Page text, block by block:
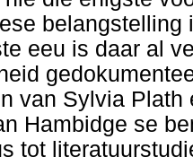
eeu is daar al
van Sylvia Plath
Hambidge se
tot